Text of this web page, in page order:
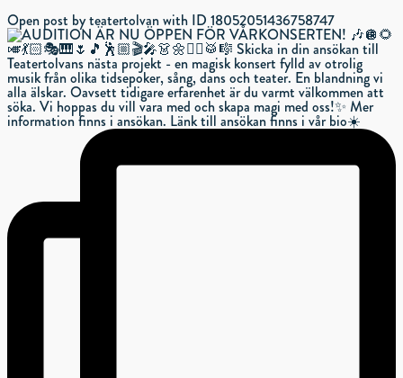
Open post by teatertolvan with ID 18052051436758747